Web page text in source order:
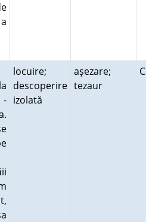
locuire;
descoperire
izolată
aşezare;
tezaur